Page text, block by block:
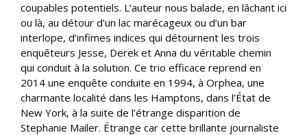
coupables potentiels. L’auteur nous balade, en lâchant ici
ou là, au détour d’un lac marécageux ou d’un bar
interlope, d’infimes indices qui détournent les trois
enquêteurs Jesse, Derek et Anna du véritable chemin
qui conduit à la solution. Ce trio efficace reprend en
2014 une enquête conduite en 1994, à Orphea, une
charmante localité dans les Hamptons, dans l’État de
New York, à la suite de l’étrange disparition de
Stephanie Mailer. Étrange car cette brillante journaliste